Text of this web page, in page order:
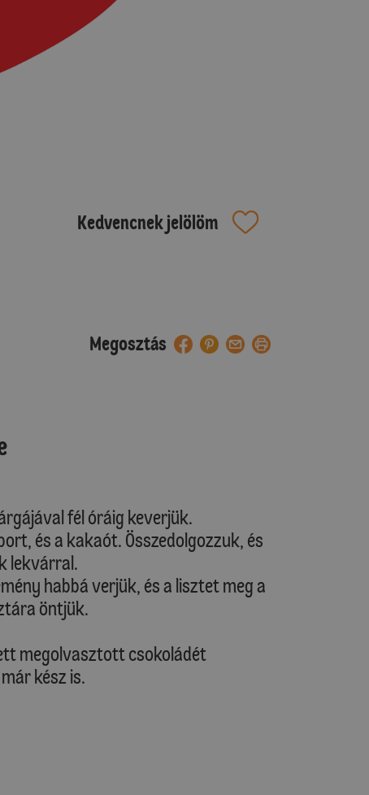
Kedvencnek jelölöm
Megosztás
fél óráig keverjük.
és a kakaót. Összedolgozzuk, és
lekvárral.
habbá verjük, és a lisztet meg a
öntjük.
megolvasztott csokoládét
kész is.